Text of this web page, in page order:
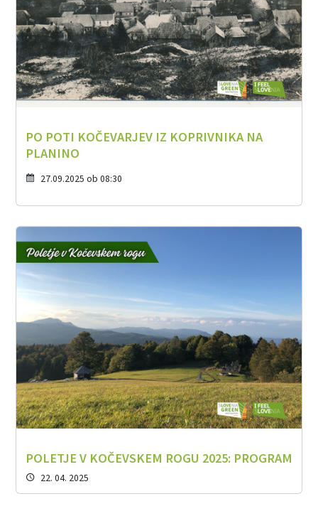
PO POTI KOČEVARJEV IZ KOPRIVNIKA NA
PLANINO
27.09.2025 ob 08:30
POLETJE V KOČEVSKEM ROGU 2025: PROGRAM
22. 04. 2025